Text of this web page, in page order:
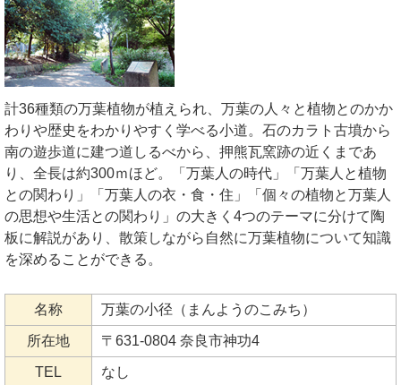
計36種類の万葉植物が植えられ、万葉の人々と植物とのかか
わりや歴史をわかりやすく学べる小道。石のカラト古墳から
南の遊歩道に建つ道しるべから、押熊瓦窯跡の近くまであ
り、全長は約300ｍほど。「万葉人の時代」「万葉人と植物
との関わり」「万葉人の衣・食・住」「個々の植物と万葉人
の思想や生活との関わり」の大きく4つのテーマに分けて陶
板に解説があり、散策しながら自然に万葉植物について知識
を深めることができる。
名称 万葉の小径（まんようのこみち）
所在地 〒631-0804 奈良市神功4
TEL なし